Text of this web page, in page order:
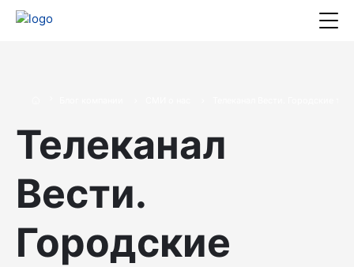
Телеканал
Вести.
Городские